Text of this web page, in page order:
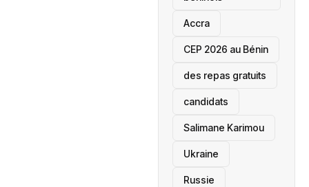
Accra
‎CEP 2026 au Bénin
des repas gratuits
candidats
Salimane Karimou
Ukraine
Russie